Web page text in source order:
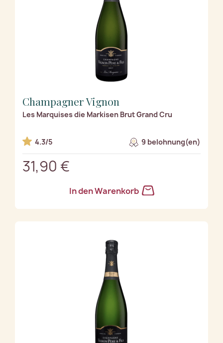
Champagner Vignon
Les Marquises die Markisen Brut Grand Cru
4.3/5 9 belohnung(en)
31,90 €
In den Warenkorb